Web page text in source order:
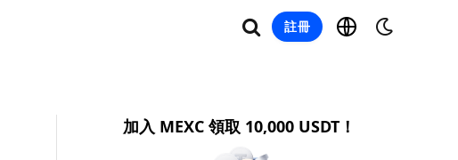
註冊
加入 MEXC 領取 10,000 USDT！